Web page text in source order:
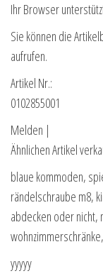
Ihr Browser
Sie können die
aufrufen.
Artikel Nr.:
0102855001
Melden |
Ähnlichen Artikel
blaue kommoden,
rändelschraube m8,
abdecken oder nicht,
yyyyy